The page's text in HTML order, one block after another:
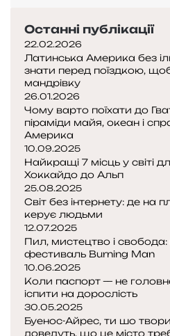
і
е
к
с
т
р
е
м
а
л
ь
н
і
в
р
а
ж
е
н
н
д
Останні публікації
22.02.2026
Латинська Америка без
знати перед поїздкою,
мандрівку
26.01.2026
Чому варто поїхати до
піраміди майя, океан і
Америка
10.09.2025
Найкращі 7 місць у світі
Хоккайдо до Альп
25.08.2025
Світ без інтернету: де на
керує людьми
12.07.2025
Пил, мистецтво і свобода:
фестиваль Burning Man
10.06.2025
Коли паспорт — не
іспити на дорослість
30.05.2025
Буенос-Айрес, ти шо
доведуть, що це місто